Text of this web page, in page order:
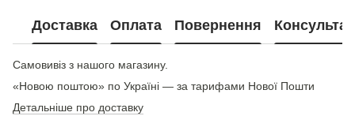
Доставка Оплата Повернення
Самовивіз з нашого магазину.
«Новою поштою» по Україні — за тарифами Нової Пошти
Детальніше про доставку